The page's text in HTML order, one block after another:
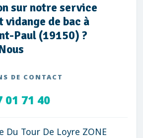
sur notre service
de bac à
Paul (19150) ?
DE CONTACT
01 71 40
Du Tour De Loyre ZONE